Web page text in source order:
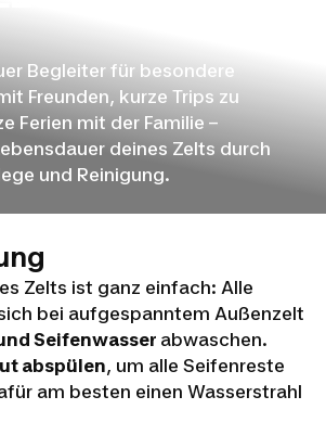
Begleiter für besondere
Freunden, kurze Trips zu
Ferien mit der Familie –
deines Zelts durch
und Reinigung.
Zelts ist ganz einfach: Alle
bei aufgespanntem Außenzelt
Seifenwasser abwaschen.
abspülen, um alle Seifenreste
am besten einen Wasserstrahl